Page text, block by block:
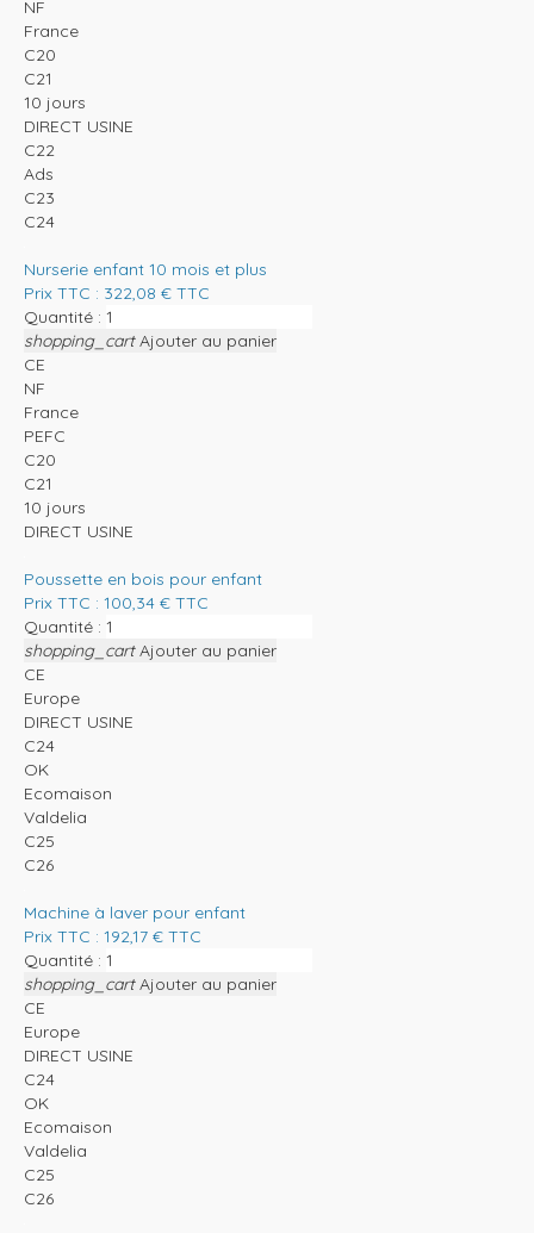
NF
France
C20
C21
10 jours
DIRECT USINE
C22
Ads
C23
C24
Nurserie enfant 10 mois et plus
Prix TTC : 322,08 € TTC
Quantité :
shopping_cart Ajouter au panier
CE
NF
France
PEFC
C20
C21
10 jours
DIRECT USINE
Poussette en bois pour enfant
Prix TTC : 100,34 € TTC
Quantité :
shopping_cart Ajouter au panier
CE
Europe
DIRECT USINE
C24
OK
Ecomaison
Valdelia
C25
C26
Machine à laver pour enfant
Prix TTC : 192,17 € TTC
Quantité :
shopping_cart Ajouter au panier
CE
Europe
DIRECT USINE
C24
OK
Ecomaison
Valdelia
C25
C26